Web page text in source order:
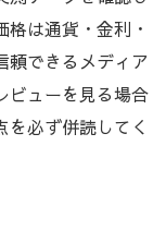
格は通貨・金利・
頼できるメディア
ビューを見る場合
を必ず併読してく